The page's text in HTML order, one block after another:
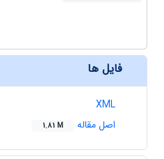
فایل ها
XML
اصل مقاله
1.81 M